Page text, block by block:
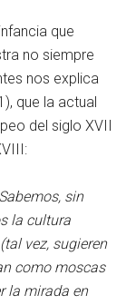
que
no siempre
nos explica
que la actual
del siglo XVII
sin
la cultura
vez, sugieren
como moscas
la mirada en